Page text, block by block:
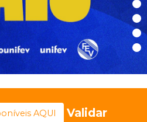
AQUI Validar